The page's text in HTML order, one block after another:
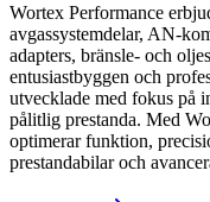
Wortex Performance
avgassystemdelar, AN-
adapters, bränsle- och
entusiastbyggen och
utvecklade med fokus på
pålitlig prestanda. Med
optimerar funktion,
prestandabilar och